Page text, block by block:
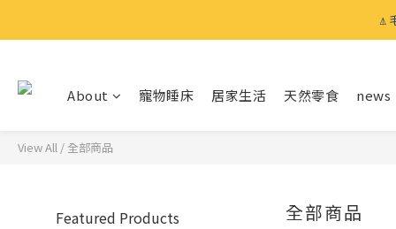
⍋
⍋
⍋
About 寵物睡床 居家生活 天然零食 news
View All / 全部商品
Featured Products
全部商品